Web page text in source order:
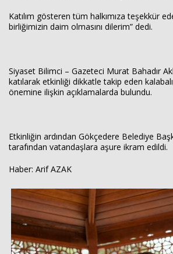
Katılım gösteren tüm halkımıza teşekkür
birliğimizin daim olmasını dilerim” dedi.
Siyaset Bilimci – Gazeteci Murat Bahadır
katılarak etkinliği dikkatle takip eden
önemine ilişkin açıklamalarda bulundu.
Etkinliğin ardından Gökçedere Belediye
tarafından vatandaşlara aşure ikram edildi.
Haber: Arif AZAK